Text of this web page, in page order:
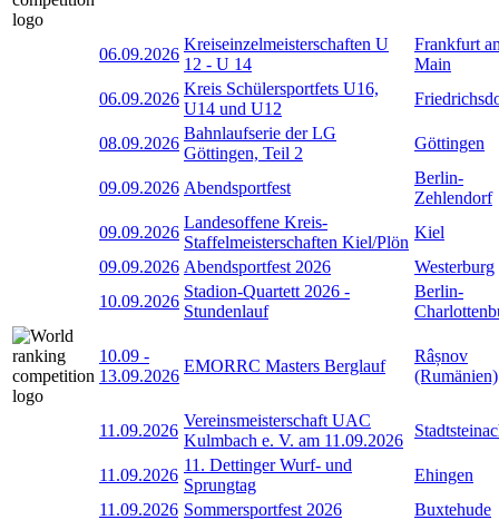
06.09.2026
Kreiseinzelmeisterschaften U
12 - U 14
Frankfurt
Main
06.09.2026
Kreis Schülersportfets U16,
U14 und U12
08.09.2026
Bahnlaufserie der LG
Göttingen, Teil 2
Göttingen
09.09.2026 Abendsportfest
Berlin-
Zehlendorf
09.09.2026
Landesoffene Kreis-
Staffelmeisterschaften Kiel/Plön
Kiel
09.09.2026 Abendsportfest 2026
Westerburg
10.09.2026
Stadion-Quartett 2026 -
Stundenlauf
Berlin-
10.09 -
13.09.2026
EMORRC Masters Berglauf
Râșnov
(Rumänien)
11.09.2026
Vereinsmeisterschaft UAC
Kulmbach e. V. am 11.09.2026
11.09.2026
11. Dettinger Wurf- und
Sprungtag
Ehingen
11.09.2026 Sommersportfest 2026
Buxtehude